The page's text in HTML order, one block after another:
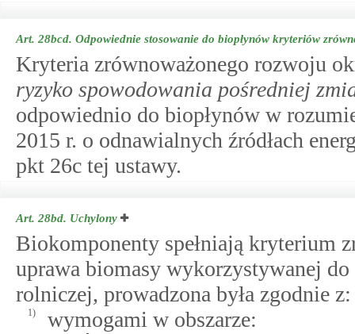
Art. 28bcd. Odpowiednie stosowanie do biopłynów kryteriów
Kryteria zrównoważonego rozwoju
ryzyko spowodowania pośredniej
odpowiednio do biopłynów w
2015 r. o odnawialnych źródłach
pkt 26c tej ustawy.
Art. 28bd. Uchylony
Biokomponenty spełniają kryterium
uprawa biomasy wykorzystywanej
rolniczej, prowadzona była zgodnie z:
1)
wymogami w obszarze: